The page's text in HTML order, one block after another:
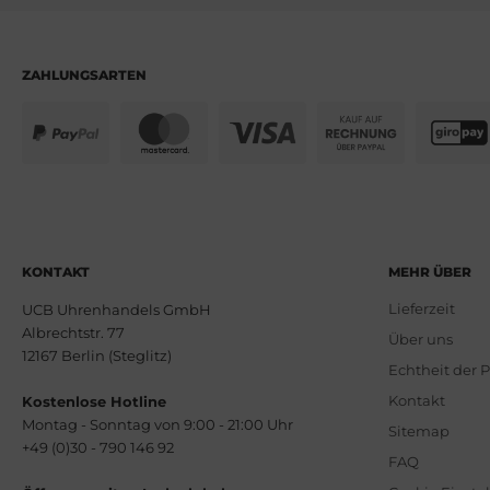
ZAHLUNGSARTEN
KONTAKT
UCB Uhrenhandels GmbH
Albrechtstr. 77
12167 Berlin (Steglitz)
Kostenlose Hotline
Montag - Sonntag von 9:00 - 21:00 Uhr
+49 (0)30 - 790 146 92
MEHR ÜBER
Lieferzeit
Über uns
Echtheit der
Kontakt
Sitemap
FAQ